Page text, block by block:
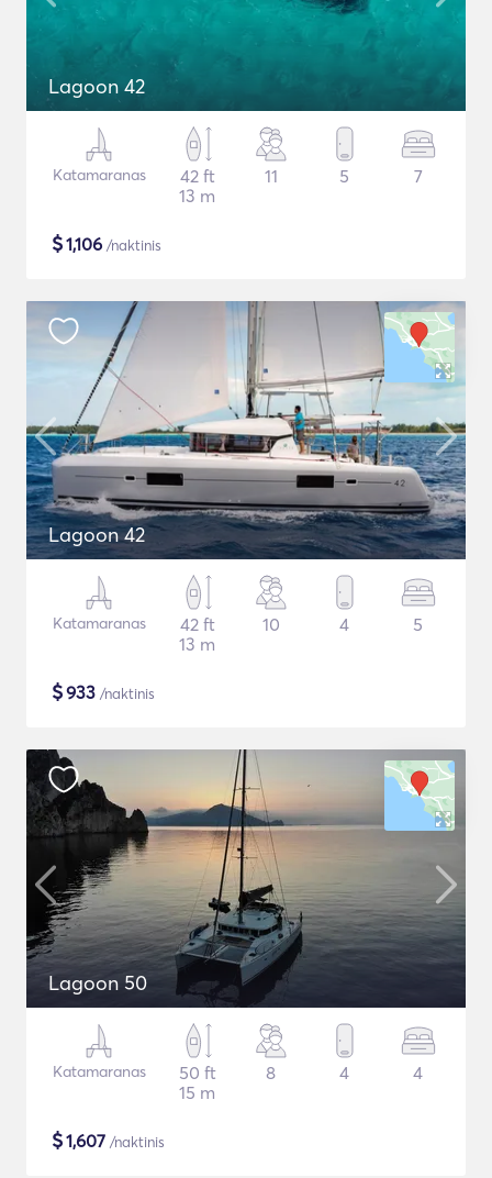
Lagoon 42
Katamaranas
42 ft
13 m
11 5 7
$1,106 /naktinis
Lagoon 42
Katamaranas
42 ft
13 m
10 4 5
$933 /naktinis
Lagoon 50
Katamaranas
50 ft
15 m
8 4 4
$1,607 /naktinis